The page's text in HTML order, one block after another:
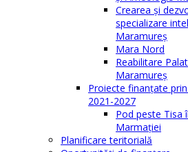
Crearea și
specializare
Maramureș
Mara Nord
Reabilitare
Maramureș
Proiecte finanțate
2021-2027
Pod peste Tisa
Marmației
Planificare teritorială